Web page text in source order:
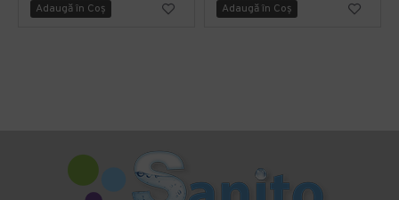
Adaugă în Coş Adaugă în Coş